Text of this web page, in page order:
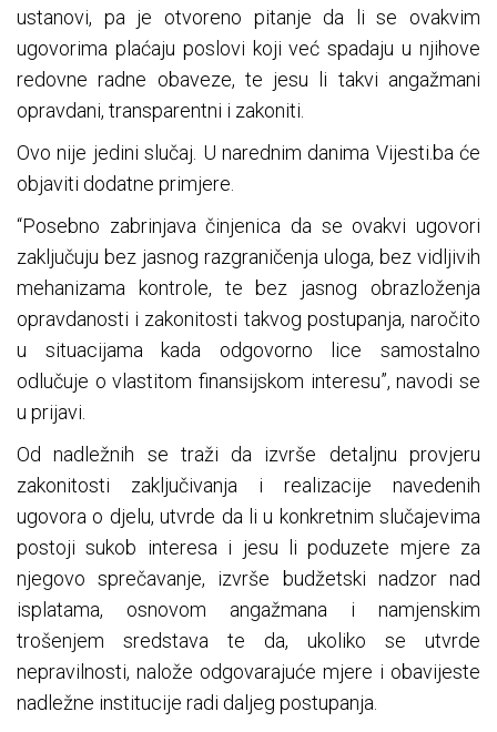
ustanovi, pa je otvoreno pitanje da li se ovakvim
ugovorima plaćaju poslovi koji već spadaju u njihove
redovne radne obaveze, te jesu li takvi angažmani
opravdani, transparentni i zakoniti.
Ovo nije jedini slučaj. U narednim danima Vijesti.ba će
objaviti dodatne primjere.
“Posebno zabrinjava činjenica da se ovakvi ugovori
zaključuju bez jasnog razgraničenja uloga, bez vidljivih
mehanizama kontrole, te bez jasnog obrazloženja
opravdanosti i zakonitosti takvog postupanja, naročito
u situacijama kada odgovorno lice samostalno
odlučuje o vlastitom finansijskom interesu”, navodi se
u prijavi.
Od nadležnih se traži da izvrše detaljnu provjeru
zakonitosti zaključivanja i realizacije navedenih
ugovora o djelu, utvrde da li u konkretnim slučajevima
postoji sukob interesa i jesu li poduzete mjere za
njegovo sprečavanje, izvrše budžetski nadzor nad
isplatama, osnovom angažmana i namjenskim
trošenjem sredstava te da, ukoliko se utvrde
nepravilnosti, nalože odgovarajuće mjere i obavijeste
nadležne institucije radi daljeg postupanja.